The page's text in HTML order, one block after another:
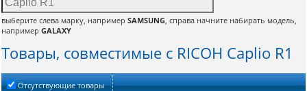
выберите слева марку, например SAMSUNG, справа начните набирать модель,
например GALAXY
Товары, совместимые с RICOH Caplio R1
Отсутствующие товары